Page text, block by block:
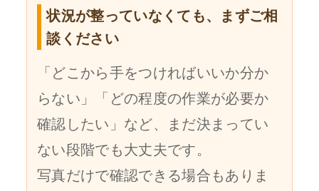
状況が整っていなくても、まずご相
談ください
「どこから手をつければいいか分か
らない」「どの程度の作業が必要か
確認したい」など、まだ決まってい
ない段階でも大丈夫です。
写真だけで確認できる場合もありま